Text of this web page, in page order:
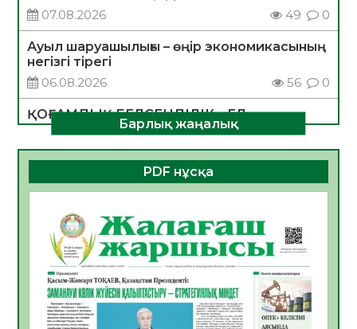
07.08.2026
49 0
Ауыл шаруашылығы – өңір экономикасының
негізгі тірегі
06.08.2026
56 0
ҚОҒАМДЫҚ БЕЛСЕНДІЛІК – ЕЛ
ДАМУЫНЫҢ НЕГІЗІ
06.08.2026
54 0
ҚҰРЫЛТАЙ САЙЛАУЫ – БОЛАШАҚҚА
БАСТАР ЖАУАПТЫ ТАҢДАУ
06.08.2026
Инфекциялық ауруларға қарсы иммундау
жұмыстарының тиімділігі
06.08.2026
58
Көкжөтел ауруы туралы
Барлық жаңалық
PDF нұсқа